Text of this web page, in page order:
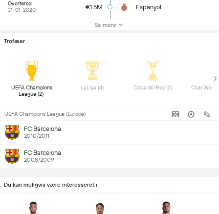
Overførsel
31-01-2020
€1.5M Espanyol
Se mere
Trofæer
UEFA Champions
League (2)
UEFA Champions League (Europe)
FC Barcelona
2010/2011
FC Barcelona
2008/2009
Du kan muligvis være interesseret i